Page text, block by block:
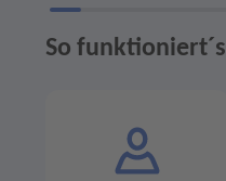
So funktioniert´s